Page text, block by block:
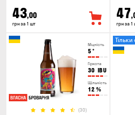
43,00
грн за 1 шт
47
грн за 1
Міцність
5 °
Гіркота
30 IBU
Щільність
12 %
(30)